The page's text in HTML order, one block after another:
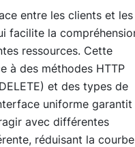
entre les clients et les
facilite la
ressources. Cette
à des méthodes HTTP
et des types de
uniforme garantit
avec différentes
réduisant la courbe